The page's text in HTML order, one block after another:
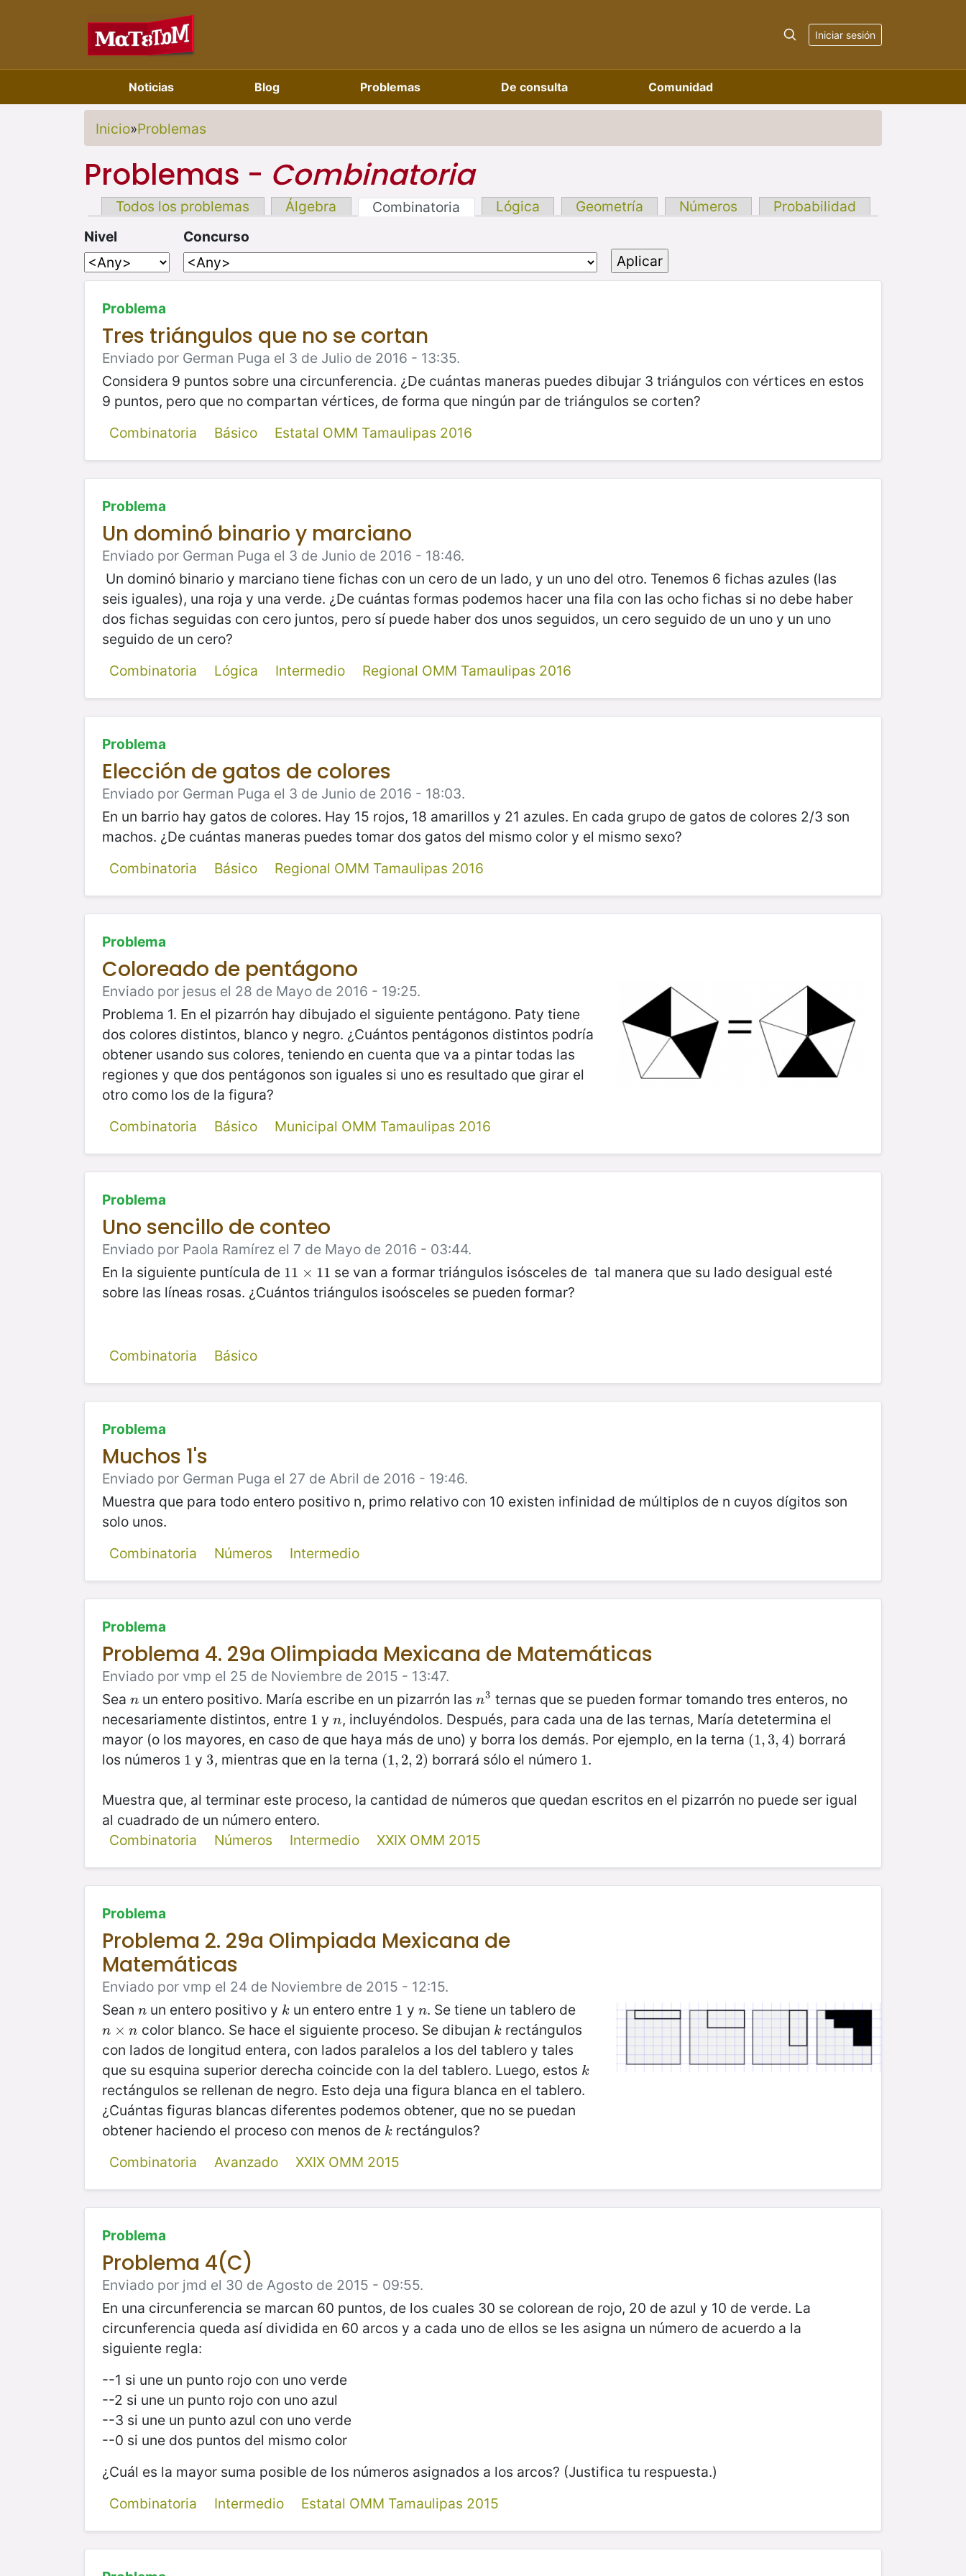
Iniciar sesión
Noticias Blog Problemas De consulta Comunidad
Inicio»Problemas
Problemas - Combinatoria
Todos los problemas Álgebra Combinatoria Lógica Geometría Números
Probabilidad
Nivel
Concurso
Problema
Tres triángulos que no se cortan
Enviado por German Puga el 3 de Julio de 2016 - 13:35.
Considera 9 puntos sobre una circunferencia. ¿De cuántas maneras puedes dibujar 3 triángulos con vértices en estos
9 puntos, pero que no compartan vértices, de forma que ningún par de triángulos se corten?
Combinatoria
Básico Estatal OMM Tamaulipas 2016
Problema
Un dominó binario y marciano
Enviado por German Puga el 3 de Junio de 2016 - 18:46.
Un dominó binario y marciano tiene fichas con un cero de un lado, y un uno del otro. Tenemos 6 fichas azules (las
seis iguales), una roja y una verde. ¿De cuántas formas podemos hacer una fila con las ocho fichas si no debe haber
dos fichas seguidas con cero juntos, pero sí puede haber dos unos seguidos, un cero seguido de un uno y un uno
seguido de un cero?
Combinatoria
Lógica Intermedio Regional OMM Tamaulipas 2016
Problema
Elección de gatos de colores
Enviado por German Puga el 3 de Junio de 2016 - 18:03.
En un barrio hay gatos de colores. Hay 15 rojos, 18 amarillos y 21 azules. En cada grupo de gatos de colores 2/3 son
machos. ¿De cuántas maneras puedes tomar dos gatos del mismo color y el mismo sexo?
Combinatoria
Básico Regional OMM Tamaulipas 2016
Problema
Coloreado de pentágono
Enviado por jesus el 28 de Mayo de 2016 - 19:25.
Problema 1. En el pizarrón hay dibujado el siguiente pentágono. Paty tiene
dos colores distintos, blanco y negro. ¿Cuántos pentágonos distintos podría
obtener usando sus colores, teniendo en cuenta que va a pintar todas las
regiones y que dos pentágonos son iguales si uno es resultado que girar el
otro como los de la figura?
Combinatoria
Básico Municipal OMM Tamaulipas 2016
Problema
Uno sencillo de conteo
Enviado por Paola Ramírez el 7 de Mayo de 2016 - 03:44.
En la siguiente puntícula de 11 × 11
11×11
se van a formar triángulos isósceles de tal manera que su lado desigual esté
sobre las líneas rosas. ¿Cuántos triángulos isoósceles se pueden formar?
Combinatoria Básico
Problema
Muchos 1's
Enviado por German Puga el 27 de Abril de 2016 - 19:46.
Muestra que para todo entero positivo n, primo relativo con 10 existen infinidad de múltiplos de n cuyos dígitos son
solo unos.
Combinatoria
Números Intermedio
Problema
Problema 4. 29a Olimpiada Mexicana de Matemáticas
Enviado por vmp el 25 de Noviembre de 2015 - 13:47.
Sea n
n un entero positivo. María escribe en un pizarrón lasn3
n3 ternas que se pueden formar tomando tres enteros, no
necesariamente distintos, entre 1
1 yn
n, incluyéndolos. Después, para cada una de las ternas, María detetermina el
mayor (o los mayores, en caso de que haya más de uno) y borra los demás. Por ejemplo, en la terna (1, 3, 4)
(1,3,4)
borrará
los números 1
1 y 3
3, mientras que en la terna (1, 2, 2)
(1,2,2) borrará sólo el número 1
1.
Muestra que, al terminar este proceso, la cantidad de números que quedan escritos en el pizarrón no puede ser igual
al cuadrado de un número entero.
Combinatoria
Números Intermedio XXIX OMM 2015
Problema
Problema 2. 29a Olimpiada Mexicana de
Matemáticas
Enviado por vmp el 24 de Noviembre de 2015 - 12:15.
Sean n
n un entero positivo y k
k un entero entre 1
1 y n
n. Se tiene un tablero de
n × n
n×n color blanco. Se hace el siguiente proceso. Se dibujan k
krectángulos
con lados de longitud entera, con lados paralelos a los del tablero y tales
que su esquina superior derecha coincide con la del tablero. Luego, estos k
k
rectángulos se rellenan de negro. Esto deja una figura blanca en el tablero.
¿Cuántas figuras blancas diferentes podemos obtener, que no se puedan
obtener haciendo el proceso con menos de k
k rectángulos?
Combinatoria
Avanzado XXIX OMM 2015
Problema
Problema 4(C)
Enviado por jmd el 30 de Agosto de 2015 - 09:55.
En una circunferencia se marcan 60 puntos, de los cuales 30 se colorean de rojo, 20 de azul y 10 de verde. La
circunferencia queda así dividida en 60 arcos y a cada uno de ellos se les asigna un número de acuerdo a la
siguiente regla:
--1 si une un punto rojo con uno verde
--2 si une un punto rojo con uno azul
--3 si une un punto azul con uno verde
--0 si une dos puntos del mismo color
¿Cuál es la mayor suma posible de los números asignados a los arcos? (Justifica tu respuesta.)
Combinatoria
Intermedio Estatal OMM Tamaulipas 2015